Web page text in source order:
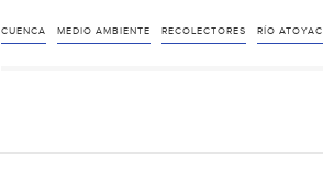
CUENCA MEDIO AMBIENTE RECOLECTORES RÍO ATOYAC